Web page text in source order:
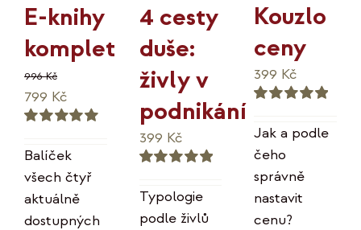
E-knihy
komplet
5.00z 5
996Kč
Původní
cena
996 Kč.
799 Kč
cena
799 Kč.
Balíček
všech čtyř
aktuálně
dostupných
4 cesty
duše:
živly v
podnikání
5.00 z 5
399 Kč
Typologie
podle živlů
Kouzlo
ceny
5.00 z 5
399 Kč
Jak a podle
čeho
správně
nastavit
cenu?